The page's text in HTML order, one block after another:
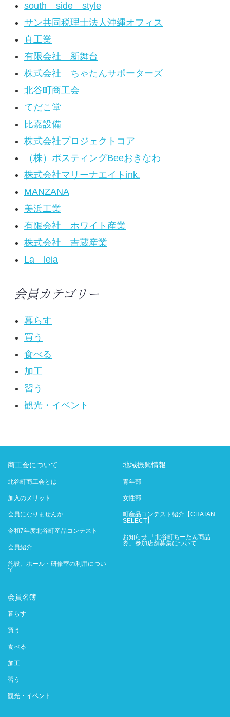
south side style
サン共同税理士法人沖縄オフィス
真工業
有限会社 新舞台
株式会社 ちゃたんサポーターズ
北谷町商工会
てだこ堂
比嘉設備
株式会社プロジェクトコア
（株）ポスティングBeeおきなわ
株式会社マリーナエイトink.
MANZANA
美浜工業
有限会社 ホワイト産業
株式会社 吉蔵産業
La leia
会員カテゴリー
暮らす
買う
食べる
加工
習う
観光・イベント
商工会について
北谷町商工会とは
加入のメリット
会員になりませんか
令和7年度北谷町産品コンテスト
会員紹介
施設、ホール・研修室の利用につい
て
地域振興情報
青年部
女性部
町産品コンテスト紹介【CHATAN
SELECT】
お知らせ 「北谷町ちーたん商品
券」参加店舗募集について
会員名簿
暮らす
買う
食べる
加工
習う
観光・イベント